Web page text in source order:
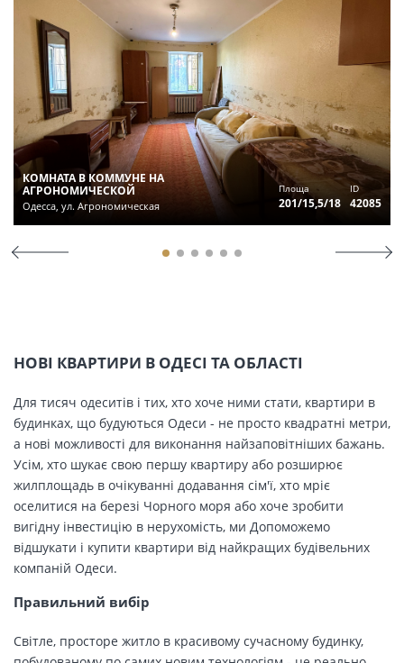
КОМНАТА В КОММУНЕ НА
АГРОНОМИЧЕСКОЙ
Одесса, ул. Агрономическая
Площа
201/15,5/18
ID
42085
НОВІ КВАРТИРИ В ОДЕСІ ТА ОБЛАСТІ
Для тисяч одеситів і тих, хто хоче ними стати, квартири в
будинках, що будуються Одеси - не просто квадратні метри,
а нові можливості для виконання найзаповітніших бажань.
Усім, хто шукає свою першу квартиру або розширює
жилплощадь в очікуванні додавання сім'ї, хто мріє
оселитися на березі Чорного моря або хоче зробити
вигідну інвестицію в нерухомість, ми Допоможемо
відшукати і купити квартири від найкращих будівельних
компаній Одеси.
Правильний вибір
Світле, просторе житло в красивому сучасному будинку,